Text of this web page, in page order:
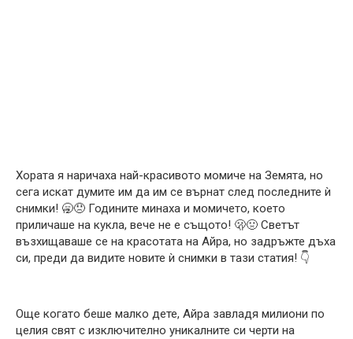
Хората я наричаха най-красивото момиче на Земята, но
сега искат думите им да им се върнат след последните ѝ
снимки! 🥱😞 Годините минаха и момичето, което
приличаше на кукла, вече не е същото! 🫢🤢 Светът
възхищаваше се на красотата на Айра, но задръжте дъха
си, преди да видите новите ѝ снимки в тази статия! 👇
Още когато беше малко дете, Айра завладя милиони по
целия свят с изключително уникалните си черти на